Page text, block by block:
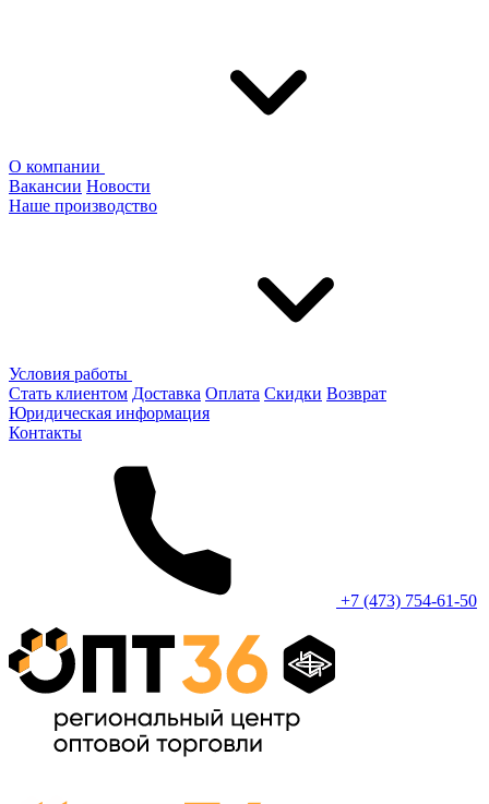
О компании
Вакансии Новости
Наше производство
Условия работы
Стать клиентом Доставка Оплата Скидки Возврат
Юридическая информация
Контакты
+7 (473) 754-61-50